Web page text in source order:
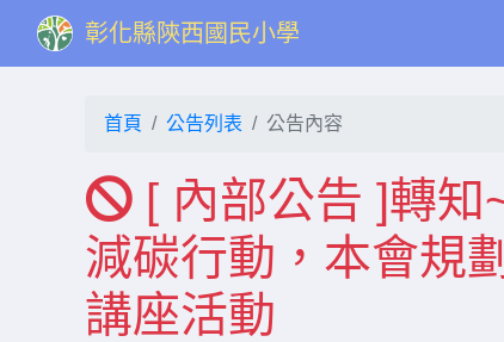
彰化縣陝西國民小學
首頁 公告列表 公告內容
[ 內部公告 ]轉知
減碳行動，本會規
講座活動